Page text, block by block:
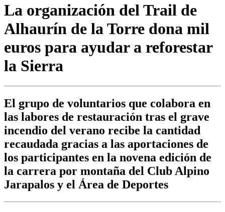
La organización del Trail de
Alhaurín de la Torre dona mil
euros para ayudar a reforestar
la Sierra
El grupo de voluntarios que colabora en
las labores de restauración tras el grave
incendio del verano recibe la cantidad
recaudada gracias a las aportaciones de
los participantes en la novena edición de
la carrera por montaña del Club Alpino
Jarapalos y el Área de Deportes